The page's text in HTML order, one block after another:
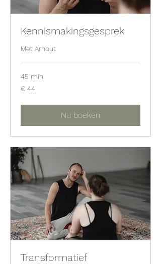
Kennismakingsgesprek
Met Arnout
45 min.
44
euro
€ 44
Nu boeken
Transformatief